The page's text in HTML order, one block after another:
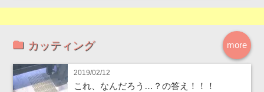
more
カッティング
2019/02/12
これ、なんだろう…？の答え！！！